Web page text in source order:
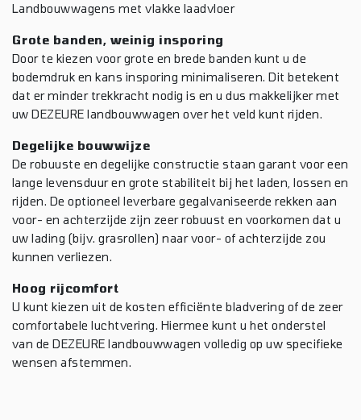
Landbouwwagens met vlakke laadvloer
Grote banden, weinig insporing
Door te kiezen voor grote en brede banden kunt u de
bodemdruk en kans insporing minimaliseren. Dit betekent
dat er minder trekkracht nodig is en u dus makkelijker met
uw DEZEURE landbouwwagen over het veld kunt rijden.
Degelijke bouwwijze
De robuuste en degelijke constructie staan garant voor een
lange levensduur en grote stabiliteit bij het laden, lossen en
rijden. De optioneel leverbare gegalvaniseerde rekken aan
voor- en achterzijde zijn zeer robuust en voorkomen dat u
uw lading (bijv. grasrollen) naar voor- of achterzijde zou
kunnen verliezen.
Hoog rijcomfort
U kunt kiezen uit de kosten efficiënte bladvering of de zeer
comfortabele luchtvering. Hiermee kunt u het onderstel
van de DEZEURE landbouwwagen volledig op uw specifieke
wensen afstemmen.